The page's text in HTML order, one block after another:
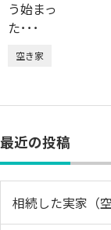
空き家
最近の投稿
相続した実家（